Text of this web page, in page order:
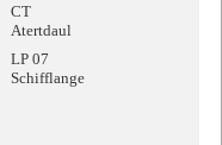
CT
Atertdaul
LP 07
Schifflange